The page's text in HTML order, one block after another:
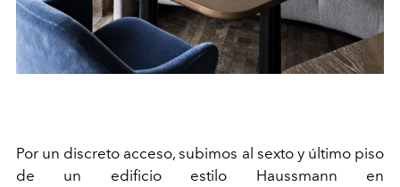
Por un discreto acceso, subimos al sexto y último piso
de un edificio
estilo Haussmann en